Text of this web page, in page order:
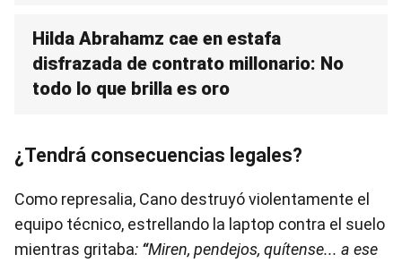
Hilda Abrahamz cae en estafa
disfrazada de contrato millonario: No
todo lo que brilla es oro
¿Tendrá consecuencias legales?
Como represalia, Cano destruyó violentamente el
equipo técnico, estrellando la laptop contra el suelo
mientras gritaba: “Miren, pendejos, quítense... a ese